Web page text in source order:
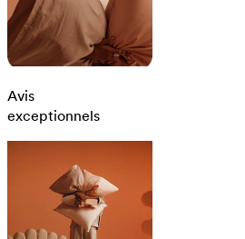
Avis
exceptionnels